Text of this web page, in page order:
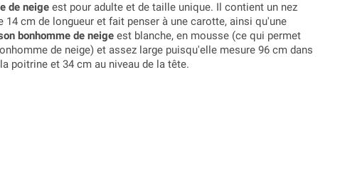
de neige est pour adulte et de taille unique. Il contient un nez
14 cm de longueur et fait penser à une carotte, ainsi qu'une
bonhomme de neige est blanche, en mousse (ce qui permet
de neige) et assez large puisqu'elle mesure 96 cm dans
poitrine et 34 cm au niveau de la tête.